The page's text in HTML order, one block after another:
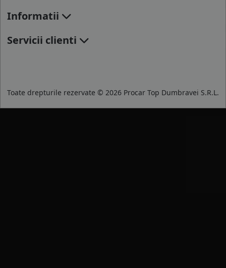
Informatii
Servicii clienti
Toate drepturile rezervate © 2026 Procar Top Dumbravei S.R.L.